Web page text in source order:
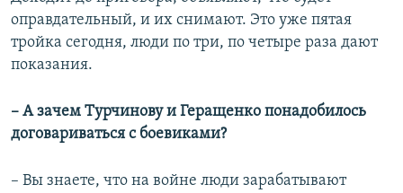
оправдательный, и их снимают. Это уже пятая
тройка сегодня, люди по три, по четыре раза дают
показания.
– А зачем Турчинову и Геращенко понадобилось
договариваться с боевиками?
– Вы знаете, что на войне люди зарабатывают